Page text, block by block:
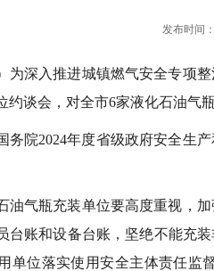
发布时间
为深入推进城镇燃气安全专项
约谈会，对全市6家液化石油气
务院2024年度省级政府安全生
油气瓶充装单位要高度重视，
台账和设备台账，坚绝不能充
单位落实使用安全主体责任监